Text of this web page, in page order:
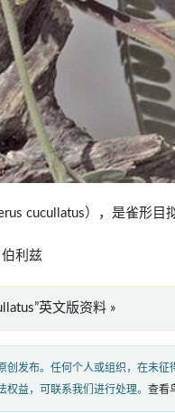
cucullatus），是雀形目
利兹
英文版资料 »
创发布。任何个人或组织，在未
益，可联系我们进行处理。 查看